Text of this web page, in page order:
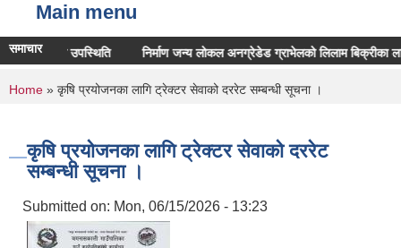
Main menu
समाचारउपस्थिति निर्माण जन्य लोकल अनग्रेडेड ग्राभेलको लिलाम बिक्रीका
You are here
Home » कृषि प्रयोजनका लागि ट्रेक्टर सेवाको दररेट सम्बन्धी सूचना ।
कृषि प्रयोजनका लागि ट्रेक्टर सेवाको दररेट
सम्बन्धी सूचना ।
Submitted on: Mon, 06/15/2026 - 13:23